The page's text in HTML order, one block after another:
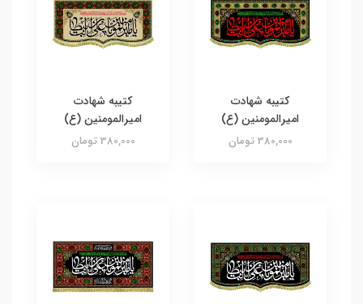
کتیبه شهادت
امیرالمومنین (ع)
380,000 تومان
کتیبه شهادت
امیرالمومنین (ع)
380,000 تومان